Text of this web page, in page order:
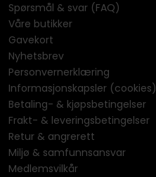
Spørsmål & svar (FAQ)
Våre butikker
Gavekort
Nyhetsbrev
Personvernerklæring
Informasjonskapsler (cookies)
Betaling- & kjøpsbetingelser
Frakt- & leveringsbetingelser
Retur & angrerett
Miljø & samfunnsansvar
Medlemsvilkår